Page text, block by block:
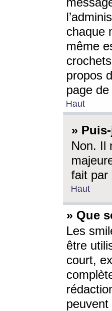
chaque
même
propos
page
Haut
»
Non. Il
fait par
Haut
» Que
Les
être
court,